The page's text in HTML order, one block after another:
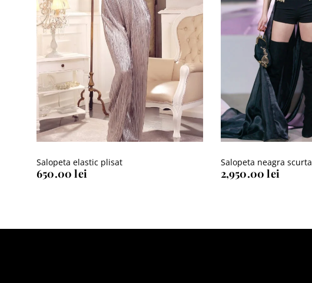
Salopeta elastic plisat
650.00lei
Salopeta neagra scurta
2,950.00lei